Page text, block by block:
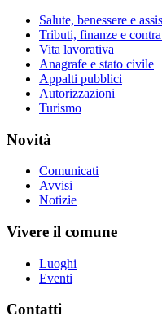
Salute, benessere e
Tributi, finanze e
Vita lavorativa
Anagrafe e stato civile
Appalti pubblici
Autorizzazioni
Turismo
Novità
Comunicati
Avvisi
Notizie
Vivere il comune
Luoghi
Eventi
Contatti